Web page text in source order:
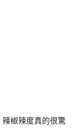
椒辣度真的很驚